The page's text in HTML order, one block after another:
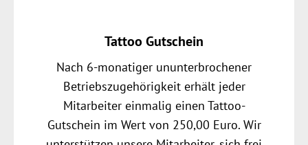
Tattoo Gutschein
Nach 6-monatiger ununterbrochener
Betriebszugehörigkeit erhält jeder
Mitarbeiter einmalig einen Tattoo-
Gutschein im Wert von 250,00 Euro. Wir